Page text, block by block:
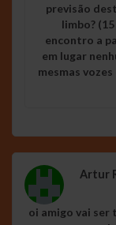
previsão
limbo?
encontro a
em lugar
mesmas
Artur
oi amigo vai ser